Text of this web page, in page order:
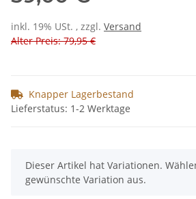
inkl. 19% USt. , zzgl. Versand
Alter Preis: 79,95 €
Knapper Lagerbestand
Lieferstatus: 1-2 Werktage
x
Dieser Artikel hat Variationen.
gewünschte Variation aus.